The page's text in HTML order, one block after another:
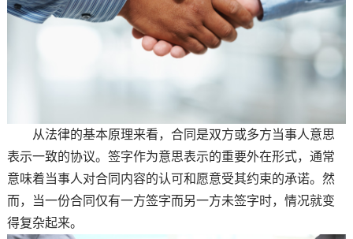
从法律的基本原理来看，合同是双方或多方当事人意思
表示一致的协议。签字作为意思表示的重要外在形式，通常
意味着当事人对合同内容的认可和愿意受其约束的承诺。然
而，当一份合同仅有一方签字而另一方未签字时，情况就变
得复杂起来。